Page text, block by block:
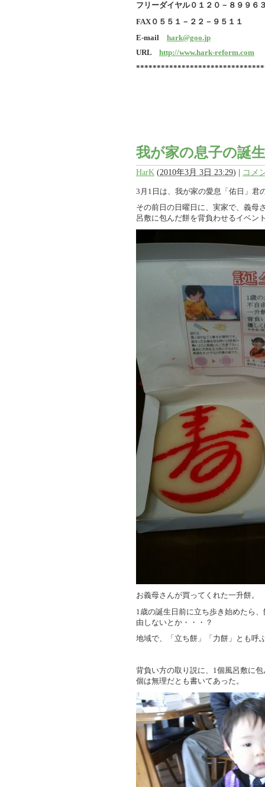
フリーダイヤル０１２０－８９９６
FAX０５５１－２２－９５１１
E-mail hark@goo.jp
URL http://www.hark-reform.com
我が家の息子の誕
HarK (2010年3月 3日 23:29) | コメ
3月1日は、我が家の愛息「佑日」君
その前日の日曜日に、実家で、義母
呂敷に包んだ餅を背負わせるイベン
お義母さんが買ってくれた一升餅。
1歳の誕生日前に立ち歩き始めたら
由しないとか・・・？
地域で、「立ち餅」「力餅」とも呼
背負い方の取り説に、1個風呂敷に
個は無理だとも書いてあった。